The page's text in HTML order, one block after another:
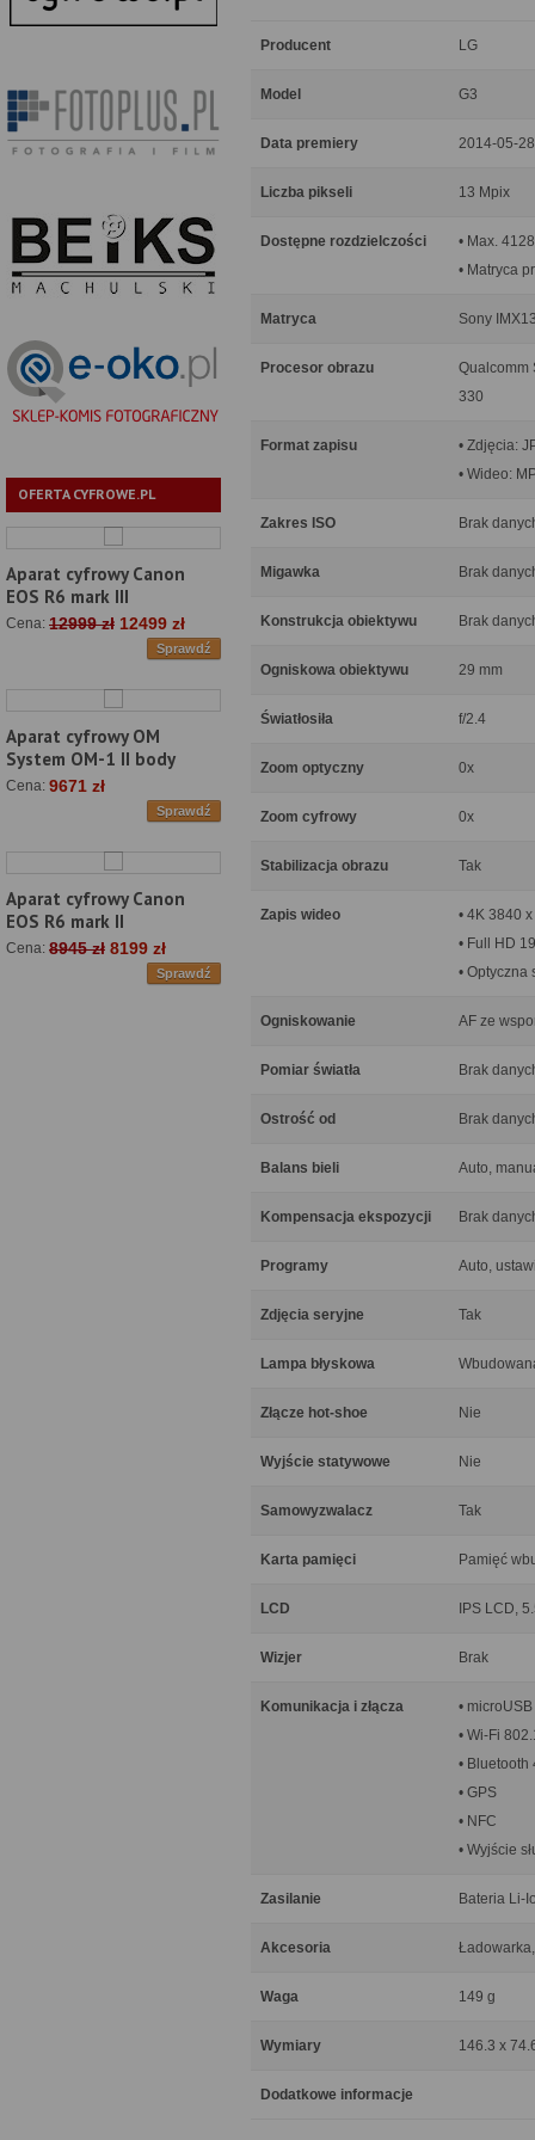
OFERTA CYFROWE.PL
Aparat cyfrowy Canon
EOS R6 mark III
Cena: 12999 zł 12499 zł
Sprawdź
Aparat cyfrowy OM
System OM-1 II body
Cena: 9671 zł
Sprawdź
Aparat cyfrowy Canon
EOS R6 mark II
Cena: 8945 zł 8199 zł
Sprawdź
Producent LG
Model G3
Data premiery 2014-05-28
Liczba pikseli 13 Mpix
Dostępne rozdzielczości
• Max.
• Matryca
Matryca Sony
Procesor obrazu
Qualcomm
330
Format zapisu
• Zdjęcia:
• Wideo:
Zakres ISO Brak
Migawka Brak
Konstrukcja obiektywu Brak
Ogniskowa obiektywu 29 mm
Światłosiła f/2.4
Zoom optyczny 0x
Zoom cyfrowy 0x
Stabilizacja obrazu Tak
Zapis wideo
• 4K 3840
• Full HD
•
Ogniskowanie AF ze
Pomiar światła Brak
Ostrość od Brak
Balans bieli Auto,
Kompensacja ekspozycji Brak
Programy Auto,
Zdjęcia seryjne Tak
Lampa błyskowa
Złącze hot-shoe Nie
Wyjście statywowe Nie
Samowyzwalacz Tak
Karta pamięci Pamięć
LCD IPS LCD,
Wizjer Brak
Komunikacja i złącza
•
• Wi-Fi
• Bluetooth
• GPS
• NFC
• Wyjście
Zasilanie Bateria Li-
Akcesoria
Waga 149 g
Wymiary 146.3 x
Dodatkowe informacje